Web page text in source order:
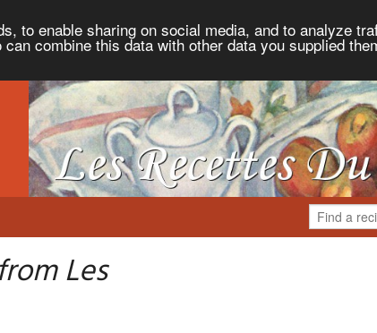
to enable sharing on social media, and to analyze
combine this data with other data you supplied
Les